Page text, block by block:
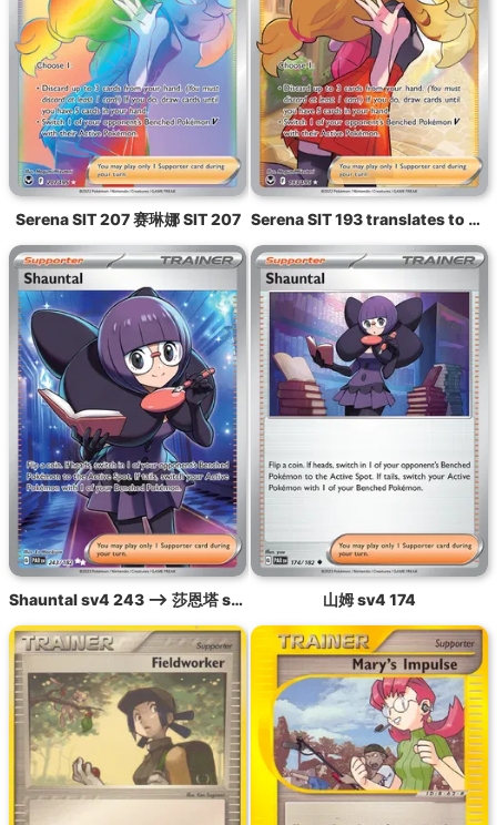
Serena SIT 207 赛琳娜 SIT 207 Serena SIT 193 translates to 塞琳娜 SIT 193.
Shauntal sv4 243 --> 莎恩塔 sv4 243 山姆 sv4 174